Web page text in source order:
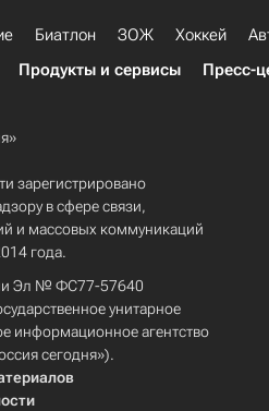
Биатлон ЗОЖ Хоккей
Продукты и сервисы Пресс-
зарегистрировано
в сфере связи,
и массовых коммуникаций
года.
Эл № ФС77-57640
унитарное
информационное агентство
сегодня»).